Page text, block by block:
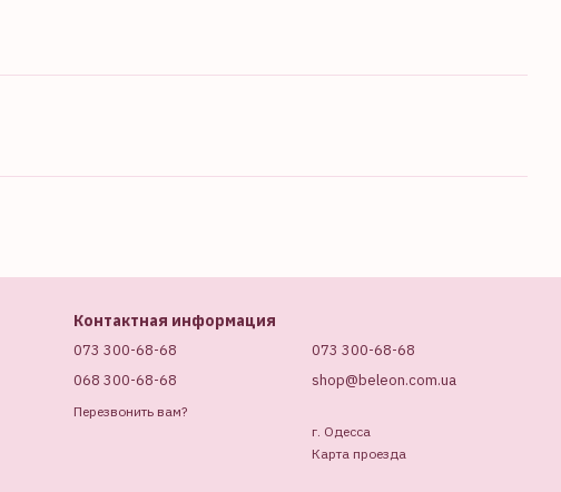
Контактная информация
073 300-68-68
068 300-68-68
Перезвонить вам?
073 300-68-68
shop@beleon.com.ua
г. Одесса
Карта проезда